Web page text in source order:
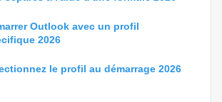
Outlook avec un profil
2026
le profil au démarrage 2026